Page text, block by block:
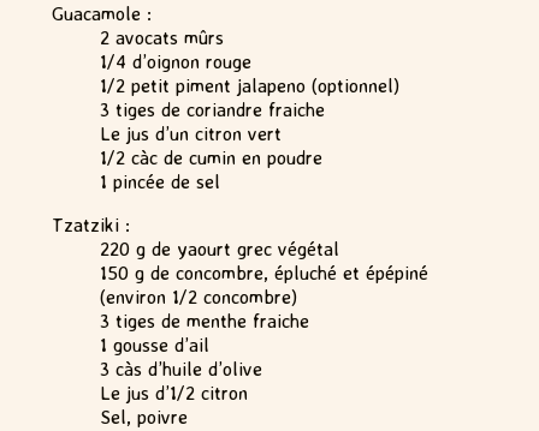
Guacamole :
2 avocats mûrs
1/4 d’oignon rouge
1/2 petit piment jalapeno (optionnel)
3 tiges de coriandre fraiche
Le jus d’un citron vert
1/2 càc de cumin en poudre
1 pincée de sel
Tzatziki :
220 g de yaourt grec végétal
150 g de concombre, épluché et épépiné
(environ 1/2 concombre)
3 tiges de menthe fraiche
1 gousse d’ail
3 càs d’huile d’olive
Le jus d’1/2 citron
Sel, poivre